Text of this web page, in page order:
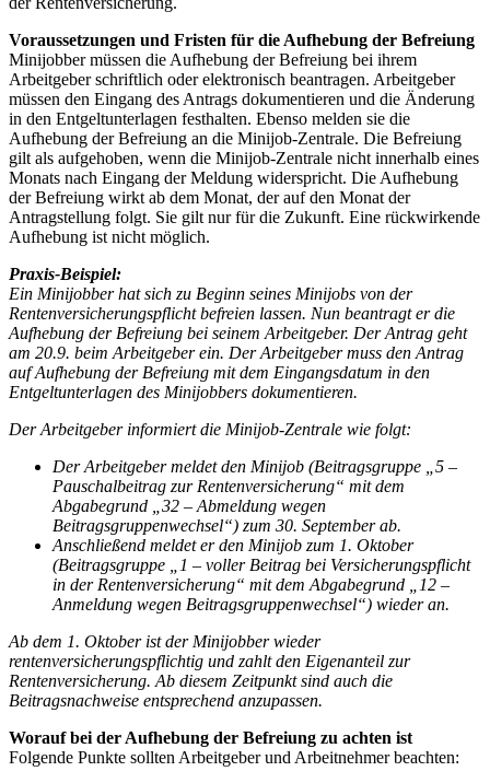
Voraussetzungen und Fristen für die Aufhebung der Befreiung
Minijobber müssen die Aufhebung der Befreiung bei ihrem
Arbeitgeber schriftlich oder elektronisch beantragen. Arbeitgeber
müssen den Eingang des Antrags dokumentieren und die Änderung
in den Entgeltunterlagen festhalten. Ebenso melden sie die
Aufhebung der Befreiung an die Minijob-Zentrale. Die Befreiung
gilt als aufgehoben, wenn die Minijob-Zentrale nicht innerhalb eines
Monats nach Eingang der Meldung widerspricht. Die Aufhebung
der Befreiung wirkt ab dem Monat, der auf den Monat der
Antragstellung folgt. Sie gilt nur für die Zukunft. Eine rückwirkende
Aufhebung ist nicht möglich.
Praxis-Beispiel:
Ein Minijobber hat sich zu Beginn seines Minijobs von der
Rentenversicherungspflicht befreien lassen. Nun beantragt er die
Aufhebung der Befreiung bei seinem Arbeitgeber. Der Antrag geht
am 20.9. beim Arbeitgeber ein. Der Arbeitgeber muss den Antrag
auf Aufhebung der Befreiung mit dem Eingangsdatum in den
Entgeltunterlagen des Minijobbers dokumentieren.
Der Arbeitgeber informiert die Minijob-Zentrale wie folgt:
Der Arbeitgeber meldet den Minijob (Beitragsgruppe „5 –
Pauschalbeitrag zur Rentenversicherung“ mit dem
Abgabegrund „32 – Abmeldung wegen
Beitragsgruppenwechsel“) zum 30. September ab.
Anschließend meldet er den Minijob zum 1. Oktober
(Beitragsgruppe „1 – voller Beitrag bei Versicherungspflicht
in der Rentenversicherung“ mit dem Abgabegrund „12 –
Anmeldung wegen Beitragsgruppenwechsel“) wieder an.
Ab dem 1. Oktober ist der Minijobber wieder
rentenversicherungspflichtig und zahlt den Eigenanteil zur
Rentenversicherung. Ab diesem Zeitpunkt sind auch die
Beitragsnachweise entsprechend anzupassen.
Worauf bei der Aufhebung der Befreiung zu achten ist
Folgende Punkte sollten Arbeitgeber und Arbeitnehmer beachten: